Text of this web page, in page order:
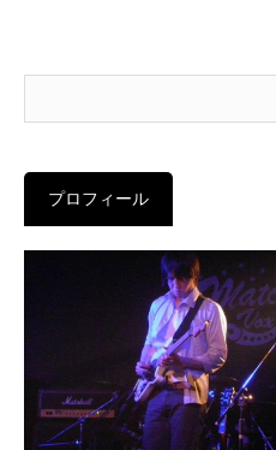
プロフィール